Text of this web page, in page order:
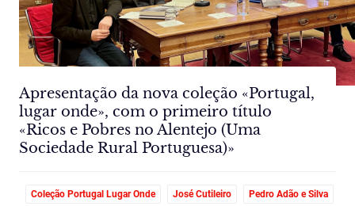
Apresentação da nova coleção «Portugal,
lugar onde», com o primeiro título
«Ricos e Pobres no Alentejo (Uma
Sociedade Rural Portuguesa)»
Coleção Portugal Lugar Onde José Cutileiro Pedro Adão e Silva